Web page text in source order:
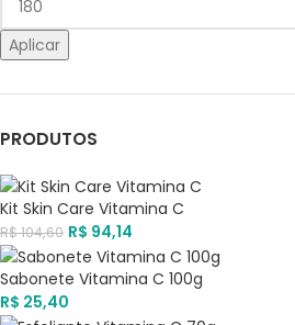
Aplicar
PRODUTOS
Kit Skin Care Vitamina C
R$104,60 R$ 94,14
Sabonete Vitamina C 100g
R$ 25,40